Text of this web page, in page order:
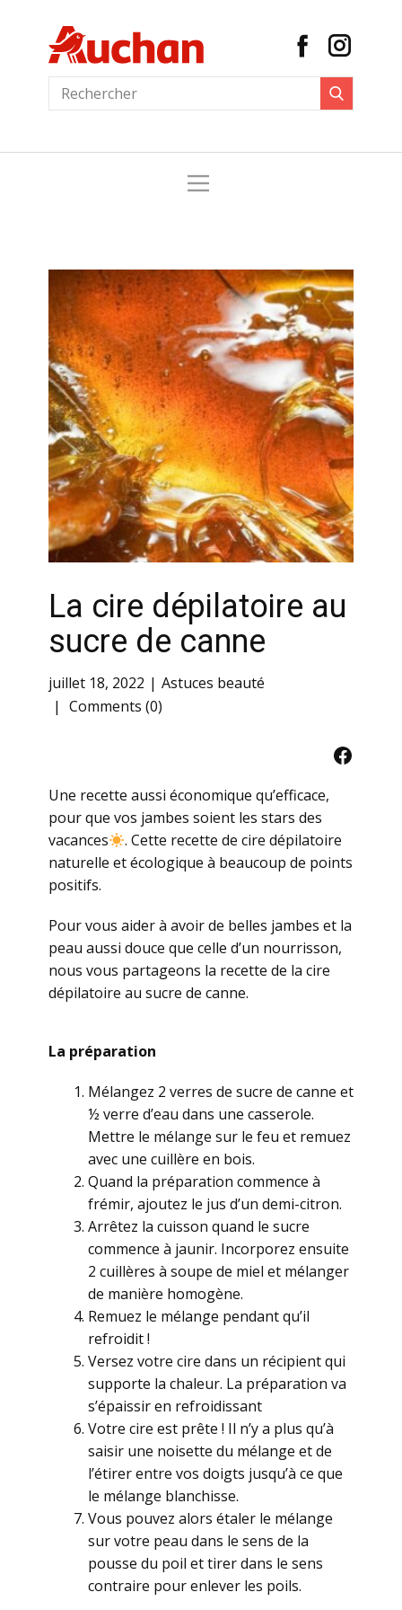
La cire dépilatoire au
sucre de canne
juillet 18, 2022
Astuces beauté
Comments (0)
Une recette aussi économique qu’efficace,
pour que vos jambes soient les stars des
vacances
. Cette recette de cire dépilatoire
naturelle et écologique à beaucoup de points
positifs.
Pour vous aider à avoir de belles jambes et la
peau aussi douce que celle d’un nourrisson,
nous vous partageons la recette de la cire
dépilatoire au sucre de canne.
La préparation
Mélangez 2 verres de sucre de canne et
½ verre d’eau dans une casserole.
Mettre le mélange sur le feu et remuez
avec une cuillère en bois.
Quand la préparation commence à
frémir, ajoutez le jus d’un demi-citron.
Arrêtez la cuisson quand le sucre
commence à jaunir. Incorporez ensuite
2 cuillères à soupe de miel et mélanger
de manière homogène.
Remuez le mélange pendant qu’il
refroidit !
Versez votre cire dans un récipient qui
supporte la chaleur. La préparation va
s’épaissir en refroidissant
Votre cire est prête ! Il n’y a plus qu’à
saisir une noisette du mélange et de
l’étirer entre vos doigts jusqu’à ce que
le mélange blanchisse.
Vous pouvez alors étaler le mélange
sur votre peau dans le sens de la
pousse du poil et tirer dans le sens
contraire pour enlever les poils.